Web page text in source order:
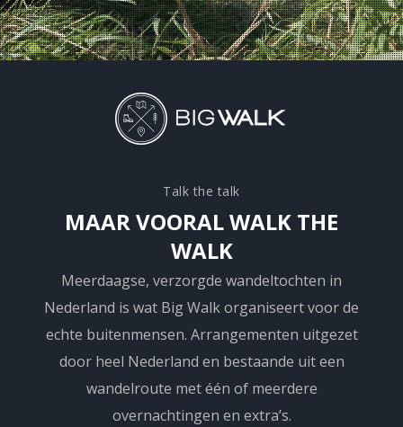
Talk the talk
MAAR VOORAL WALK THE
WALK
Meerdaagse, verzorgde wandeltochten in
Nederland is wat Big Walk organiseert voor de
echte buitenmensen. Arrangementen uitgezet
door heel Nederland en bestaande uit een
wandelroute met één of meerdere
overnachtingen en extra’s.